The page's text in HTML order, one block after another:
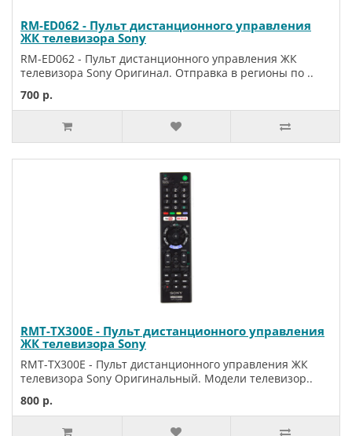
RM-ED062 - Пульт дистанционного управления
ЖК телевизора Sony
RM-ED062 - Пульт дистанционного управления ЖК
телевизора Sony Оригинал. Отправка в регионы по ..
700 р.
RMT-TX300E - Пульт дистанционного управления
ЖК телевизора Sony
RMT-TX300E - Пульт дистанционного управления ЖК
телевизора Sony Оригинальный. Модели телевизор..
800 р.